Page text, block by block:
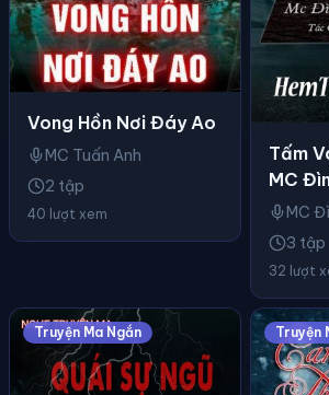
Vong Hồn Nơi Đáy Ao
MC Tuấn Anh
2 tập
40 lượt xem
Tấm
MC
MC
3 tập
32 lượt
Truyện Ma Ngắn Truyện